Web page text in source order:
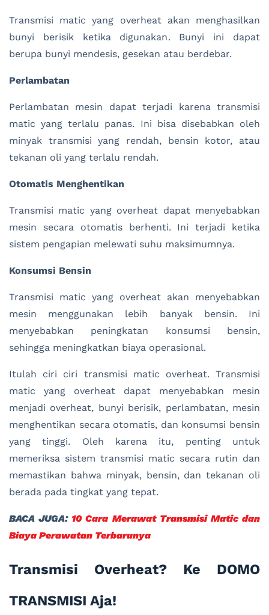
Transmisi matic yang overheat akan menghasilkan
bunyi berisik ketika digunakan. Bunyi ini dapat
berupa bunyi mendesis, gesekan atau berdebar.
Perlambatan
Perlambatan mesin dapat terjadi karena transmisi
matic yang terlalu panas. Ini bisa disebabkan oleh
minyak transmisi yang rendah, bensin kotor, atau
tekanan oli yang terlalu rendah.
Otomatis Menghentikan
Transmisi matic yang overheat dapat menyebabkan
mesin secara otomatis berhenti. Ini terjadi ketika
sistem pengapian melewati suhu maksimumnya.
Konsumsi Bensin
Transmisi matic yang overheat akan menyebabkan
mesin menggunakan lebih banyak bensin. Ini
menyebabkan peningkatan konsumsi bensin,
sehingga meningkatkan biaya operasional.
Itulah ciri ciri transmisi matic overheat. Transmisi
matic yang overheat dapat menyebabkan mesin
menjadi overheat, bunyi berisik, perlambatan, mesin
menghentikan secara otomatis, dan konsumsi bensin
yang tinggi. Oleh karena itu, penting untuk
memeriksa sistem transmisi matic secara rutin dan
memastikan bahwa minyak, bensin, dan tekanan oli
berada pada tingkat yang tepat.
BACA JUGA: 10 Cara Merawat Transmisi Matic dan
Biaya Perawatan Terbarunya
Transmisi Overheat? Ke DOMO
TRANSMISI Aja!